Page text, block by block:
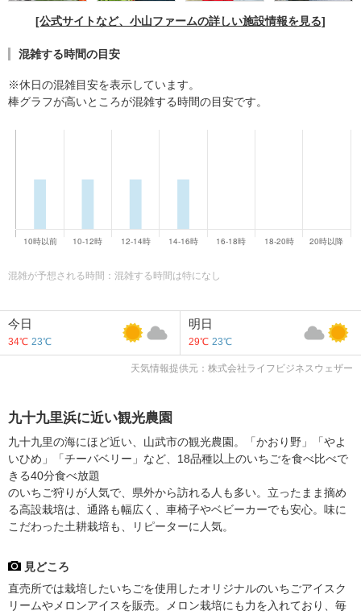
[公式サイトなど、小山ファームの詳しい施設情報を見る]
混雑する時間の目安
※休日の混雑目安を表示しています。
棒グラフが高いところが混雑する時間の目安です。
混雑が予想される時間：混雑する時間は特になし
今日
34℃ 23℃
明日
29℃ 23℃
天気情報提供元：株式会社ライフビジネスウェザー
九十九里浜に近い観光農園
九十九里の海にほど近い、山武市の観光農園。「かおり野」「やよ
いひめ」「チーバベリー」など、18品種以上のいちごを食べ比べで
きる40分食べ放題
のいちご狩りが人気で、県外から訪れる人も多い。立ったまま摘め
る高設栽培は、通路も幅広く、車椅子やベビーカーでも安心。味に
こだわった土耕栽培も、リピーターに人気。
見どころ
直売所では栽培したいちごを使用したオリジナルのいちごアイスク
リームやメロンアイスを販売。メロン栽培にも力を入れており、毎